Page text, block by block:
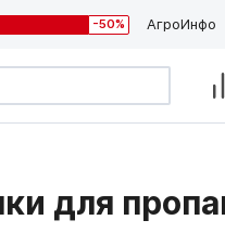
-50% АгроИнфо
для